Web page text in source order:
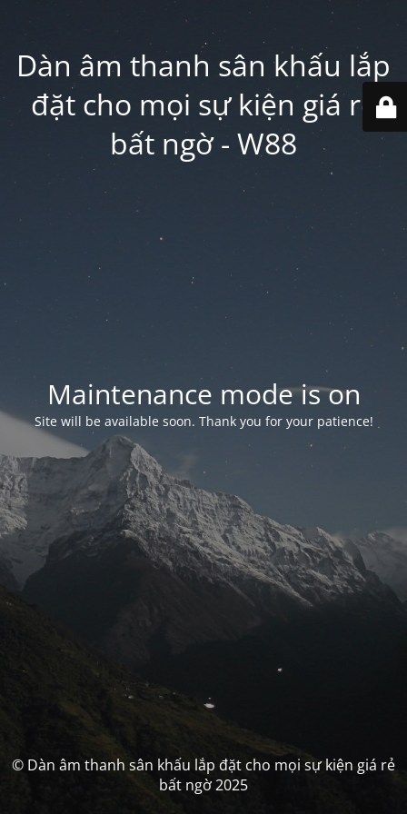
Dàn âm thanh sân khấu lắp
đặt cho mọi sự kiện giá rẻ
bất ngờ - W88
Maintenance mode is on
Site will be available soon. Thank you for your patience!
© Dàn âm thanh sân khấu lắp đặt cho mọi sự kiện giá rẻ
bất ngờ 2025